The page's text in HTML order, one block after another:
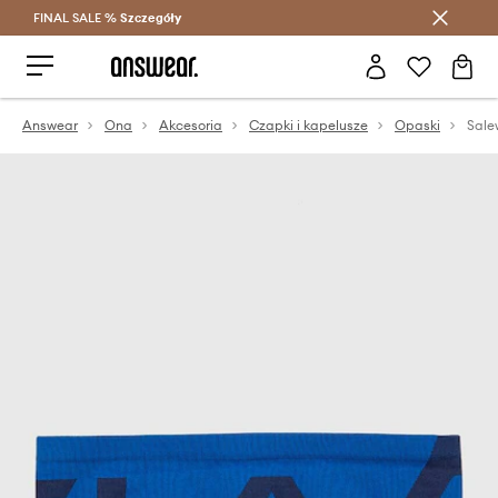
Oszczędzaj z Answear Club >
FINAL SALE % Szczegóły
Answear Ona Akcesoria Czapki i kapelusze Opaski